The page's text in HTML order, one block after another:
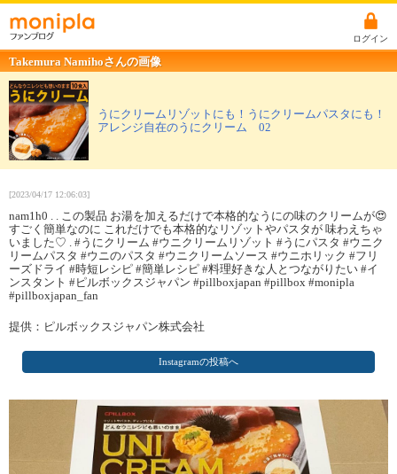
ログイン
Takemura Namihoさんの画像
うにクリームリゾットにも！うにクリームパスタにも！
アレンジ自在のうにクリーム 02
[2023/04/17 12:06:03]
nam1h0 . . この製品 お湯を加えるだけで本格的なうにの味のクリームが😍
すごく簡単なのに これだけでも本格的なリゾットやパスタが 味わえちゃ
いました♡ . #うにクリーム #ウニクリームリゾット #うにパスタ #ウニク
リームパスタ #ウニのパスタ #ウニクリームソース #ウニホリック #フリ
ーズドライ #時短レシピ #簡単レシピ #料理好きな人とつながりたい #イ
ンスタント #ピルボックスジャパン #pillboxjapan #pillbox #monipla
#pillboxjapan_fan
提供：ピルボックスジャパン株式会社
Instagramの投稿へ